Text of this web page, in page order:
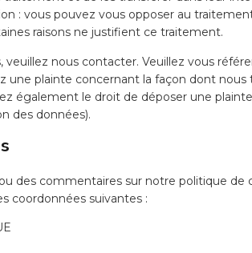
: vous pouvez vous opposer au
raisons ne justifient ce traitement.
veuillez nous contacter. Veuillez vous
une plainte concernant la façon dont
également le droit de déposer une
des données).
des commentaires sur notre politique de
coordonnées suivantes :